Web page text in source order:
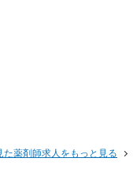
た薬剤師求人をもっと見る